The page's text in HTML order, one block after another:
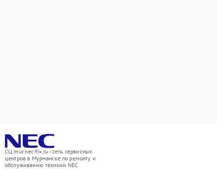
СЦ mur.nec-fix.ru - сеть сервисных
центров в Мурманске по ремонту и
обслуживанию техники NEC